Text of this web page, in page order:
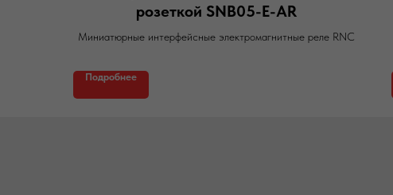
розеткой SNB05-E-AR
Миниатюрные интерфейсные электромагнитные реле RNC
Подробнее